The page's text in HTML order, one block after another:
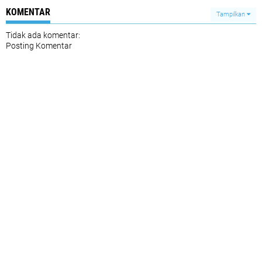
KOMENTAR Tampilkan
Tidak ada komentar:
Posting Komentar